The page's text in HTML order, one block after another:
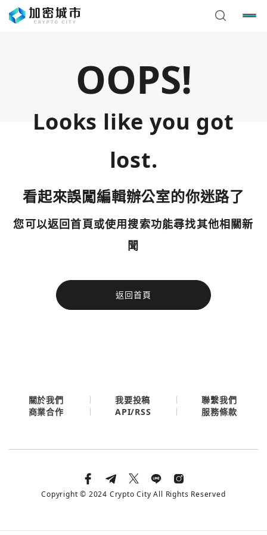
OOPS!
Looks like you got
lost.
看起來誤闖編輯辦公室的你迷路了
您可以返回首頁或使用搜索功能尋找其他相關新
聞
返回首頁
今日熱門
使用以下帳號繼續
您已閒置5分鐘，請點擊關閉按鈕或空白處，即可回到加密
今日熱門
關於我們 我要投稿
聯繫我們
商業合作
API/RSS 服務條款
Copyright © 2024 Crypto City All Rights Reserved